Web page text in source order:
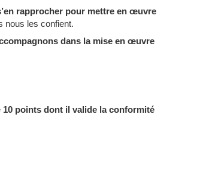
rapprocher pour mettre en œuvre
nous les confient.
dans la mise en œuvre
10 points dont il valide la conformité